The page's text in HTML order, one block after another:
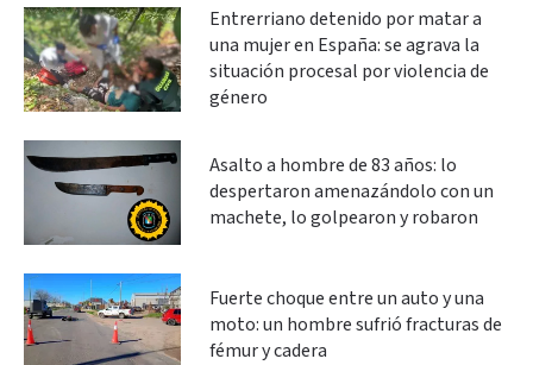
Entrerriano detenido por matar a
una mujer en España: se agrava la
situación procesal por violencia de
género
Asalto a hombre de 83 años: lo
despertaron amenazándolo con un
machete, lo golpearon y robaron
Fuerte choque entre un auto y una
moto: un hombre sufrió fracturas de
fémur y cadera